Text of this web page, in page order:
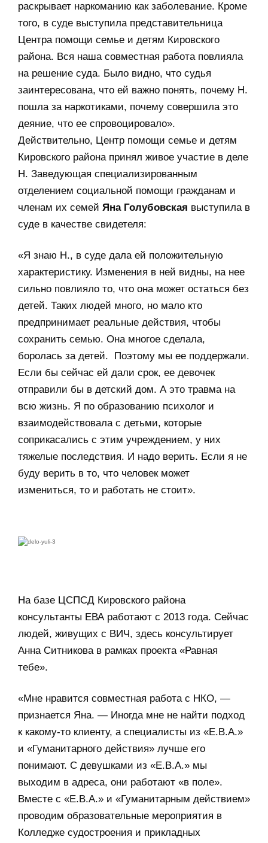
раскрывает наркоманию как заболевание. Кроме
того, в суде выступила представительница
Центра помощи семье и детям Кировского
района. Вся наша совместная работа повлияла
на решение суда. Было видно, что судья
заинтересована, что ей важно понять, почему Н.
пошла за наркотиками, почему совершила это
деяние, что ее спровоцировало».
Действительно, Центр помощи семье и детям
Кировского района принял живое участие в деле
Н. Заведующая специализированным
отделением социальной помощи гражданам и
членам их семей Яна Голубовская выступила в
суде в качестве свидетеля:
«Я знаю Н., в суде дала ей положительную
характеристику. Изменения в ней видны, на нее
сильно повлияло то, что она может остаться без
детей. Таких людей много, но мало кто
предпринимает реальные действия, чтобы
сохранить семью. Она многое сделала,
боролась за детей. Поэтому мы ее поддержали.
Если бы сейчас ей дали срок, ее девочек
отправили бы в детский дом. А это травма на
всю жизнь. Я по образованию психолог и
взаимодействовала с детьми, которые
соприкасались с этим учреждением, у них
тяжелые последствия. И надо верить. Если я не
буду верить в то, что человек может
измениться, то и работать не стоит».
На базе ЦСПСД Кировского района
консультанты ЕВА работают с 2013 года. Сейчас
людей, живущих с ВИЧ, здесь консультирует
Анна Ситникова в рамках проекта «Равная
тебе».
«Мне нравится совместная работа с НКО, —
признается Яна. — Иногда мне не найти подход
к какому-то клиенту, а специалисты из «Е.В.А.»
и «Гуманитарного действия» лучше его
понимают. С девушками из «Е.В.А.» мы
выходим в адреса, они работают «в поле».
Вместе с «Е.В.А.» и «Гуманитарным действием»
проводим образовательные мероприятия в
Колледже судостроения и прикладных